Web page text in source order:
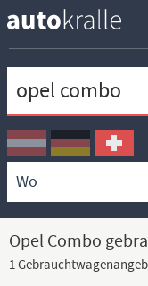
Ortssuche
Umkreissuche
Typsuche
Opel Combo
1